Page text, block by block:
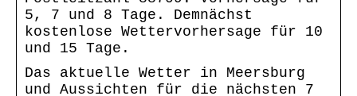
5, 7 und 8 Tage. Demnächst
kostenlose Wettervorhersage für 10
und 15 Tage.
Das aktuelle Wetter in Meersburg
und Aussichten für die nächsten 7